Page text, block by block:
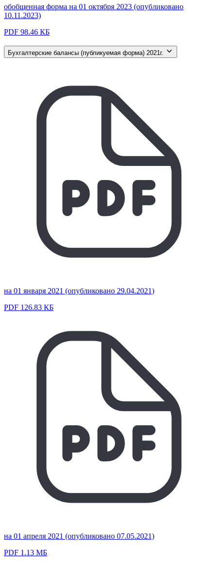
обобщенная форма на 01 октября 2023 (опубликовано
10.11.2023)
PDF 98.46 КБ
Бухгалтерские балансы (публикуемая форма) 2021г.
на 01 января 2021 (опубликовано 29.04.2021)
PDF 126.83 КБ
на 01 апреля 2021 (опубликовано 07.05.2021)
PDF 1.13 МБ